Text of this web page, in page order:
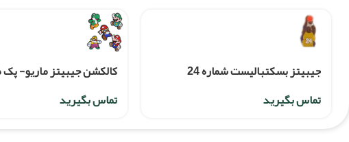
جيبيتز بسکتباليست شماره 24
تماس بگیرید
کالکشن جیبیتز ماریو- پک ۵ عددی
تماس بگیرید